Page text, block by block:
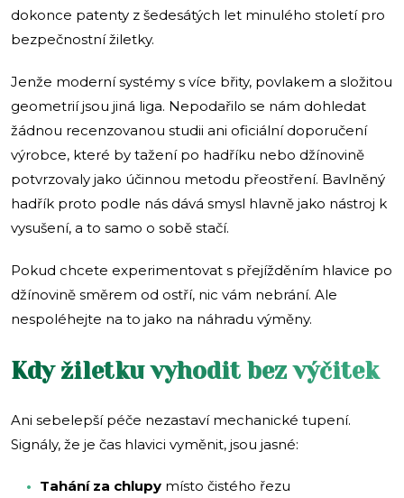
dokonce patenty z šedesátých let minulého století pro
bezpečnostní žiletky.
Jenže moderní systémy s více břity, povlakem a složitou
geometrií jsou jiná liga. Nepodařilo se nám dohledat
žádnou recenzovanou studii ani oficiální doporučení
výrobce, které by tažení po hadříku nebo džínovině
potvrzovaly jako účinnou metodu přeostření. Bavlněný
hadřík proto podle nás dává smysl hlavně jako nástroj k
vysušení, a to samo o sobě stačí.
Pokud chcete experimentovat s přejížděním hlavice po
džínovině směrem od ostří, nic vám nebrání. Ale
nespoléhejte na to jako na náhradu výměny.
Kdy žiletku vyhodit bez výčitek
Ani sebelepší péče nezastaví mechanické tupení.
Signály, že je čas hlavici vyměnit, jsou jasné:
Tahání za chlupy místo čistého řezu